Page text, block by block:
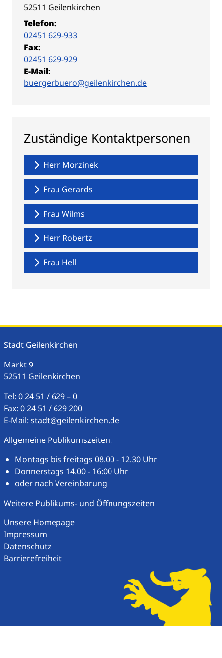
PLZ:
52511 Ort:
Geilenkirchen
Telefon:
02451 629-933
Fax:
02451 629-929
E-Mail:
buergerbuero@geilenkirchen.de
Zuständige Kontaktpersonen
Herr Morzinek
Frau Gerards
Frau Wilms
Herr Robertz
Frau Hell
Stadt Geilenkirchen
Markt9
52511 Geilenkirchen
Tel: 0 24 51 / 629 – 0
Fax: 0 24 51 / 629 200
E-Mail: stadt@geilenkirchen.de
Allgemeine Publikumszeiten:
Montags bis freitags 08.00 - 12.30 Uhr
Donnerstags 14.00 - 16:00 Uhr
oder nach Vereinbarung
Weitere Publikums- und Öffnungszeiten
Unsere Homepage
Impressum
Datenschutz
Barrierefreiheit